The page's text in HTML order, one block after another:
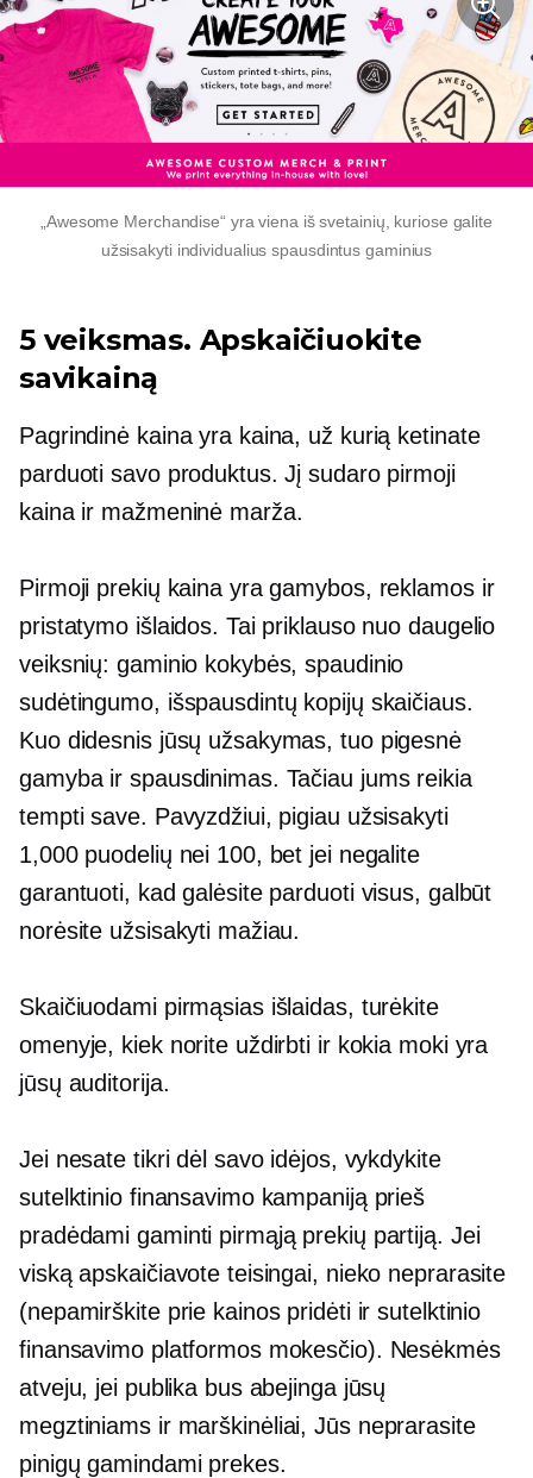
„Awesome Merchandise“ yra viena iš svetainių, kuriose galite
užsisakyti individualius spausdintus gaminius
5 veiksmas. Apskaičiuokite
savikainą
Pagrindinė kaina yra kaina, už kurią ketinate
parduoti savo produktus. Jį sudaro pirmoji
kaina ir mažmeninė marža.
Pirmoji prekių kaina yra gamybos, reklamos ir
pristatymo išlaidos. Tai priklauso nuo daugelio
veiksnių: gaminio kokybės, spaudinio
sudėtingumo, išspausdintų kopijų skaičiaus.
Kuo didesnis jūsų užsakymas, tuo pigesnė
gamyba ir spausdinimas. Tačiau jums reikia
tempti save. Pavyzdžiui, pigiau užsisakyti
1,000 puodelių nei 100, bet jei negalite
garantuoti, kad galėsite parduoti visus, galbūt
norėsite užsisakyti mažiau.
Skaičiuodami pirmąsias išlaidas, turėkite
omenyje, kiek norite uždirbti ir kokia moki yra
jūsų auditorija.
Jei nesate tikri dėl savo idėjos, vykdykite
sutelktinio finansavimo kampaniją prieš
pradėdami gaminti pirmąją prekių partiją. Jei
viską apskaičiavote teisingai, nieko neprarasite
(nepamirškite prie kainos pridėti ir sutelktinio
finansavimo platformos mokesčio). Nesėkmės
atveju, jei publika bus abejinga jūsų
megztiniams ir marškinėliai, Jūs neprarasite
pinigų gamindami prekes.